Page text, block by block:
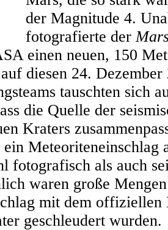
der Magnitude 4.
fotografierte der
einen neuen, 150
diesen 24.
tauschten sich
die Quelle der
Kraters
ein Meteoriteneinschlag
fotografisch als auch
waren große
mit dem offiziellen
geschleudert wurden.